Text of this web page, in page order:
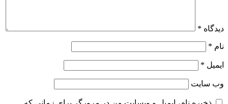
دیدگاه *
نام *
ایمیل *
وب‌ سایت